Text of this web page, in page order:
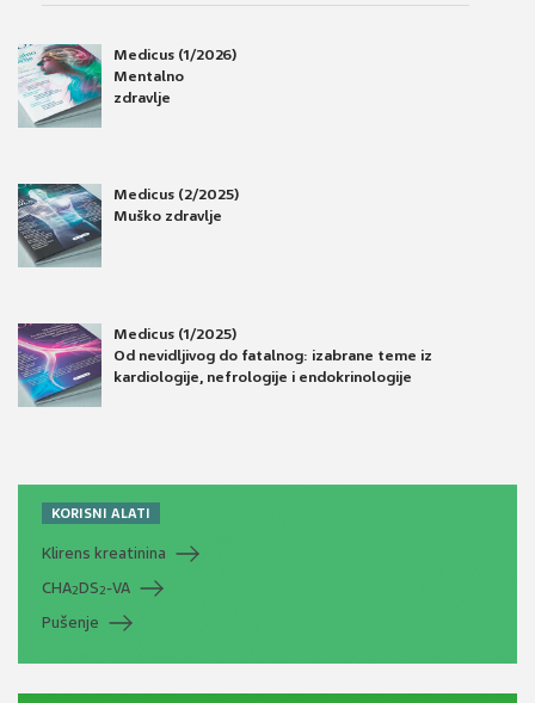
Medicus (1/2026)
Mentalno
zdravlje
Medicus (2/2025)
Muško zdravlje
Medicus (1/2025)
Od nevidljivog do fatalnog: izabrane teme iz
kardiologije, nefrologije i endokrinologije
KORISNI ALATI
Klirens kreatinina
CHA2DS2-VA
Pušenje